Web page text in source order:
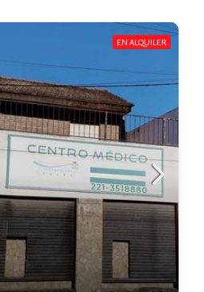
EN ALQUILER